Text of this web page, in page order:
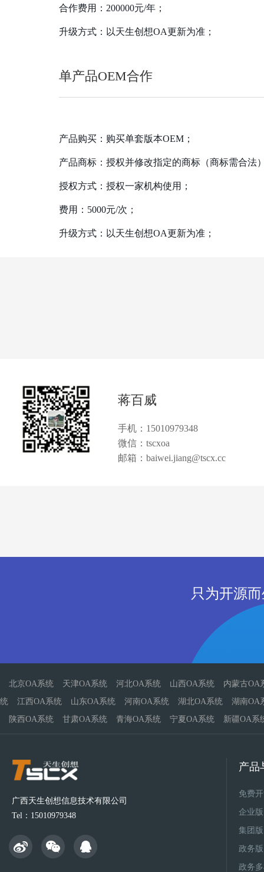
合作费用：200000元/年；
升级方式：以天生创想OA更新为准；
单产品OEM合作
产品购买：购买单套版本OEM；
产品商标：授权并修改指定的商标（商标需合法
授权方式：授权一家机构使用；
费用：5000元/次；
升级方式：以天生创想OA更新为准；
蒋百威
手机：15010979348
微信：tscxoa
邮箱：baiwei.jiang@tscx.cc
只为开源
北京OA系统 天津OA系统 河北OA系统 山西OA系统
内蒙古OA
统
江西OA系统 山东OA系统 河南OA系统 湖北OA系统
湖南OA
陕西OA系统
甘肃OA系统 青海OA系统 宁夏OA系统 新疆OA系
广西天生创想信息技术有限公司
Tel：15010979348
产品
免费
企业版
集团版
政务版
政务